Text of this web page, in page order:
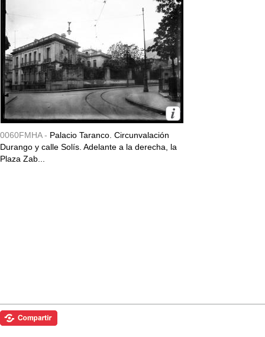
0060FMHA - Palacio Taranco. Circunvalación
Durango y calle Solís. Adelante a la derecha, la
Plaza Zab...